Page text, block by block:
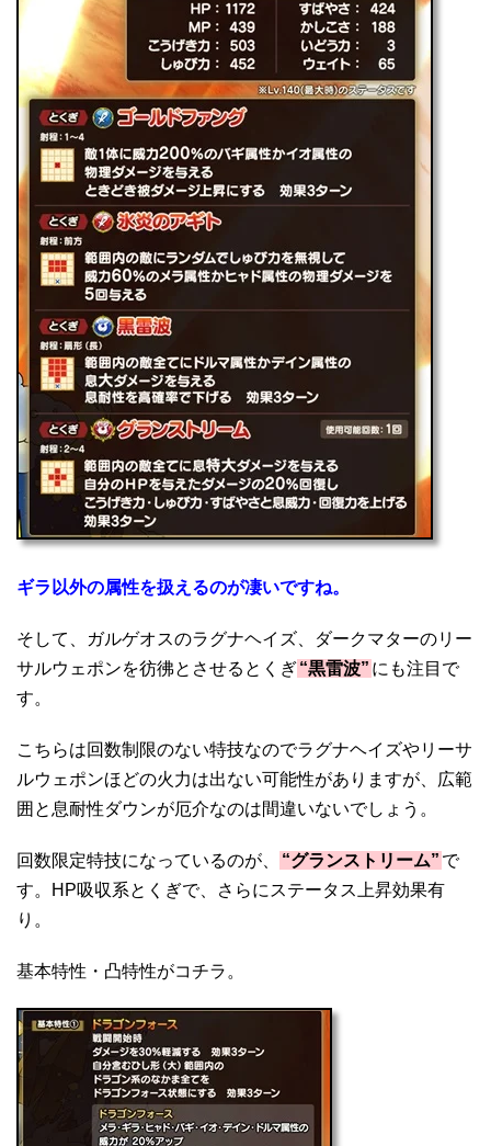
ギラ以外の属性を扱えるのが凄いですね。
そして、ガルゲオスのラグナヘイズ、ダークマターのリー
サルウェポンを彷彿とさせるとくぎ“黒雷波” にも注目で
す。
こちらは回数制限のない特技なのでラグナヘイズやリーサ
ルウェポンほどの火力は出ない可能性がありますが、広範
囲と息耐性ダウンが厄介なのは間違いないでしょう。
回数限定特技になっているのが、 “グランストリーム” で
す。HP吸収系とくぎで、さらにステータス上昇効果有
り。
基本特性・凸特性がコチラ。